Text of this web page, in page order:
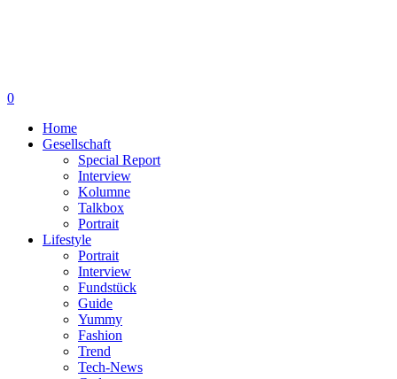
0
Home
Gesellschaft
Special Report
Interview
Kolumne
Talkbox
Portrait
Lifestyle
Portrait
Interview
Fundstück
Guide
Yummy
Fashion
Trend
Tech-News